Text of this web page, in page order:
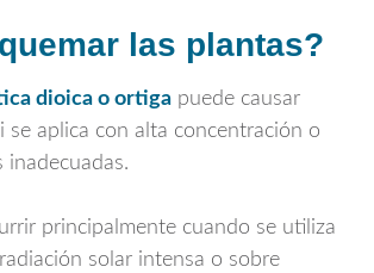
las plantas?
dioica o ortiga puede causar
se aplica con alta concentración o
inadecuadas.
principalmente cuando se utiliza
solar intensa o sobre